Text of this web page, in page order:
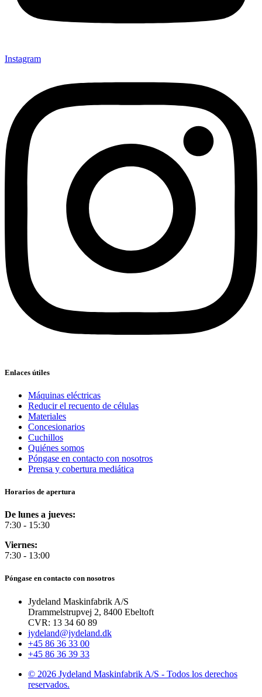
Instagram
Enlaces útiles
Máquinas eléctricas
Reducir el recuento de células
Materiales
Concesionarios
Cuchillos
Quiénes somos
Póngase en contacto con nosotros
Prensa y cobertura mediática
Horarios de apertura
De lunes a jueves:
7:30 - 15:30
Viernes:
7:30 - 13:00
Póngase en contacto con nosotros
Jydeland Maskinfabrik A/S
Drammelstrupvej 2, 8400 Ebeltoft
CVR: 13 34 60 89
jydeland@jydeland.dk
+45 86 36 33 00
+45 86 36 39 33
© 2026 Jydeland Maskinfabrik A/S - Todos los derechos
reservados.